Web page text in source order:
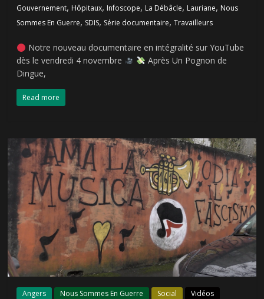
Gouvernement, Hôpitaux, Infoscope, La Débâcle, Lauriane, Nous
Sommes En Guerre, SDIS, Série documentaire,Travailleurs
Notre nouveau documentaire en intégralité sur YouTube
dès le vendredi 4 novembre
Après Un Pognon de
Dingue,
Read more
Angers Nous Sommes En Guerre Social Vidéos